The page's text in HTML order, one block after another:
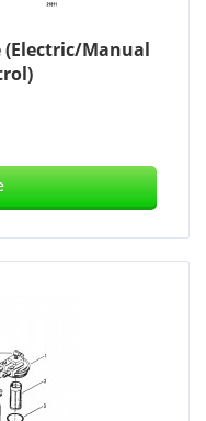
Manual